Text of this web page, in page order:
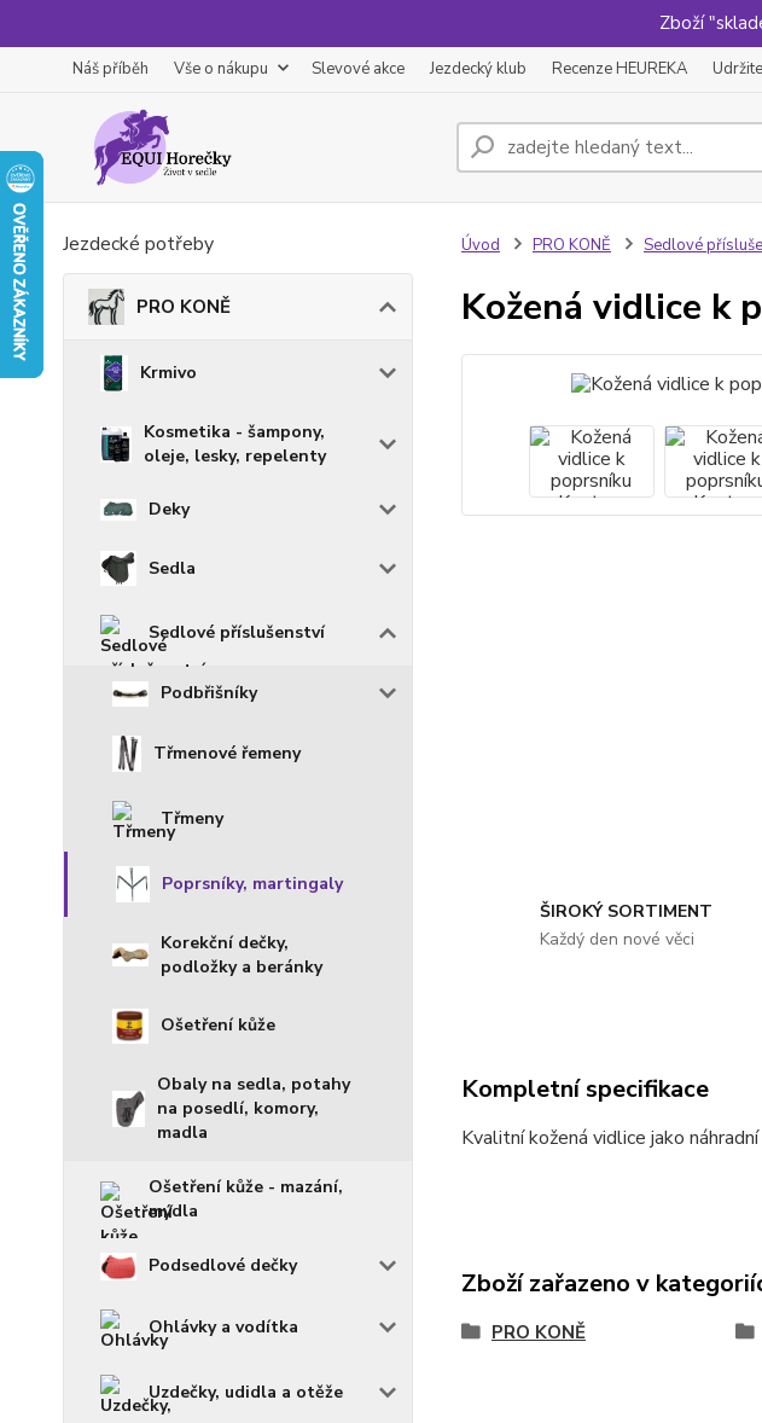
Zboží
Náš příběh Vše o nákupu Slevové akce Jezdecký klub Recenze HEUREKA
Jezdecké potřeby
PRO KONĚ
Krmivo
Kosmetika - šampony,
oleje, lesky, repelenty
Deky
Sedla
Sedlové příslušenství
Podbřišníky
Třmenové řemeny
Třmeny
Poprsníky, martingaly
Korekční dečky,
podložky a beránky
Ošetření kůže
Obaly na sedla, potahy
na posedlí, komory,
madla
Ošetření kůže - mazání,
mýdla
Podsedlové dečky
Ohlávky a vodítka
Uzdečky, udidla a otěže
Úvod PRO KONĚ Sedlové
Kožená vidlice k
ŠIROKÝ SORTIMENT
Každý den nové věci
Kompletní specifikace
Kvalitní kožená vidlice jako
Zboží zařazeno v
PRO KONĚ